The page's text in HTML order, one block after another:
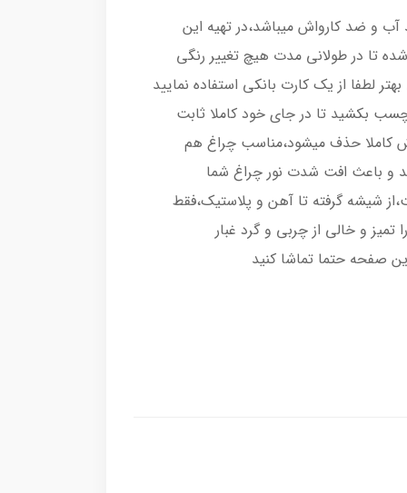
و ضد کارواش میباشد،در تهیه این
تا در طولانی مدت هیچ تغییر رنگی
لطفا از یک کارت بانکی استفاده نمایید
بکشید تا در جای خود کاملا ثابت
کاملا حذف میشود،مناسب چراغ هم
و باعث افت شدت نور چراغ شما
شیشه گرفته تا آهن و پلاستیک،فقط
و خالی از چربی و گرد غبار
صفحه حتما تماشا کنید